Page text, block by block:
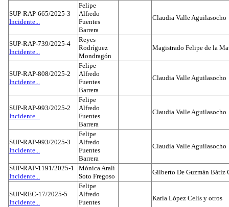
SUP-RAP-665/2025-3
Incidente...
Felipe
Alfredo
Fuentes
Barrera
Claudia Valle Aguilasocho
SUP-RAP-739/2025-4
Incidente...
Reyes
Rodríguez
Mondragón
Magistrado Felipe de la
SUP-RAP-808/2025-2
Incidente...
Felipe
Alfredo
Fuentes
Barrera
Claudia Valle Aguilasocho
SUP-RAP-993/2025-2
Incidente...
Felipe
Alfredo
Fuentes
Barrera
Claudia Valle Aguilasocho
SUP-RAP-993/2025-3
Incidente...
Felipe
Alfredo
Fuentes
Barrera
Claudia Valle Aguilasocho
SUP-RAP-1191/2025-1
Incidente...
Mónica Aralí
Soto Fregoso
Gilberto De Guzmán Bátiz
SUP-REC-17/2025-5
Incidente...
Felipe
Alfredo
Fuentes
Karla López Celis y otros